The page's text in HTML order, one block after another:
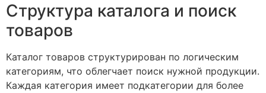
Структура каталога и поиск
товаров
Каталог товаров структурирован по логическим
категориям, что облегчает поиск нужной продукции.
Каждая категория имеет подкатегории для более